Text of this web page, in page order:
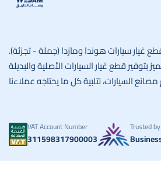
غيار سيارات هوندا ومازدا (جملة - تجزئة).
عام 2021 ونتميز بتوفير قطع غيار السيارات الأصلية والبديلة
السيارات، لتلبية كل ما يحتاجه عملاءنا
VAT Account Number
311598317900003
Trusted by